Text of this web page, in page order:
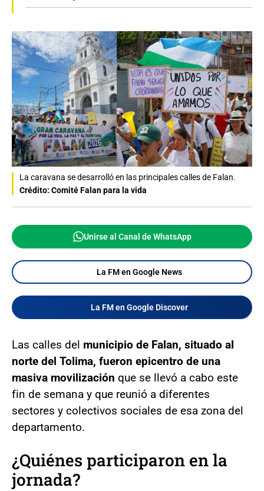
La caravana se desarrolló en las principales calles de Falan.
Crédito: Comité Falan para la vida
Unirse al Canal de WhatsApp
La FM en Google News
La FM en Google Discover
Las calles del municipio de Falan, situado al
norte del Tolima, fueron epicentro de una
masiva movilización que se llevó a cabo este
fin de semana y que reunió a diferentes
sectores y colectivos sociales de esa zona del
departamento.
¿Quiénes participaron en la
jornada?